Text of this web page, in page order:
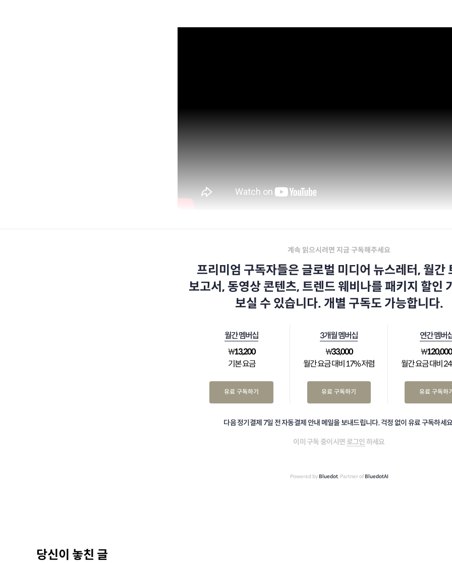
계속 읽으시려면 지금 구독해주세요
프리미엄 구독자들은 글로벌 미디어 뉴스레터, 월간
보고서, 동영상 콘텐츠, 트렌드 웨비나를 패키지 할인
보실 수 있습니다. 개별 구독도 가능합니다.
월간 멤버십
₩13,200
기본 요금
유료 구독하기
3개월 멤버십
₩33,000
월간 요금 대비 17% 저렴
유료 구독하기
연간 멤버
₩120,000
월간 요금 대비
유료 구독하
다음 정기결제 7일 전 자동결제 안내 메일을 보내드립니다. 걱정 없이 유료 구독하세
이미 구독 중이시면 로그인 하세요
Powered by Bluedot, Partner of BluedotAI
당신이 놓친 글